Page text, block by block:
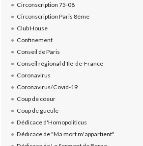
Circonscription 75-08
Circonscription Paris 8ème
Club House
Confinement
Conseil de Paris
Conseil régional d'Ile-de-France
Coronavirus
Coronavirus/Covid-19
Coup de coeur
Coup de gueule
Dédicace d'Homopoliticus
Dédicace de "Ma mort m'appartient"